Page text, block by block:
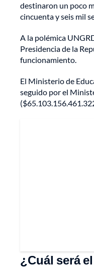
destinaron un poco
cincuenta y seis mil
A la polémica
Presidencia de la
funcionamiento.
El Ministerio de
seguido por el
¿Cuál será